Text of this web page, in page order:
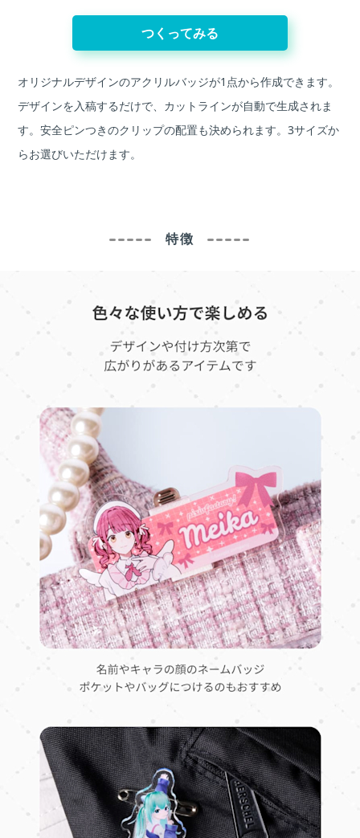
オリジナルデザインのアクリルバッジが1点から作成できます。
デザインを入稿するだけで、カットラインが自動で生成されま
す。安全ピンつきのクリップの配置も決められます。3サイズか
らお選びいただけます。
つくってみる
特徴